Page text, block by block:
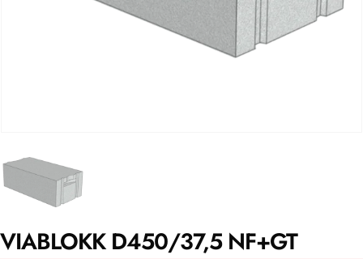
VIABLOKK D450/37,5 NF+GT